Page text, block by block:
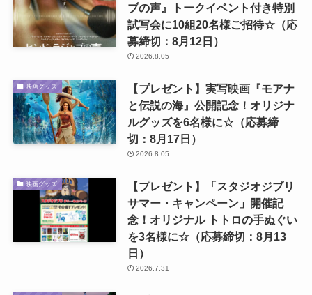
ブの声』トークイベント付き特別
試写会に10組20名様ご招待☆（応
募締切：8月12日）
2026.8.05
映画グッズ
【プレゼント】実写映画『モアナ
と伝説の海』公開記念！オリジナ
ルグッズを6名様に☆（応募締
切：8月17日）
2026.8.05
映画グッズ
【プレゼント】「スタジオジブリ
サマー・キャンペーン」開催記
念！オリジナル トトロの手ぬぐい
を3名様に☆（応募締切：8月13
日）
2026.7.31